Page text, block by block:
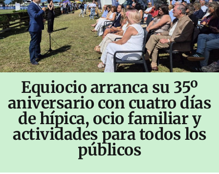
Equiocio arranca su 35º
aniversario con cuatro días
de hípica, ocio familiar y
actividades para todos los
públicos